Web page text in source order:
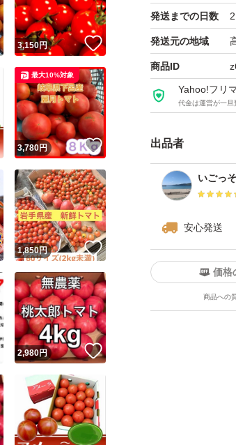
発送までの日数
発送元の地域
商品ID
Yahoo!フリ
代金は運営が一
出品者
いごっそ
安心発送
価格
商品への
いいね！
3,150円 いいね！
いいね！
3,780円
最大10%対象
いいね！
1,850円 いいね！
いいね！
2,980円 いいね！